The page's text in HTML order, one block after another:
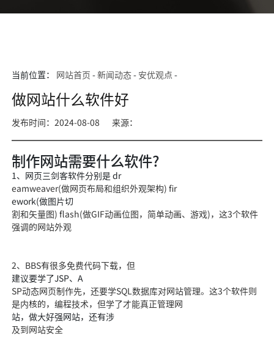
当前位置： 网站首页 -新闻动态- 安优观点 -
做网站什么软件好
发布时间：2024-08-08 来源：
制作网站需要什么软件?
1、网页三剑客软件分别是 dr
eamweaver(做网页布局和组织外观架构) fir
ework(做图片切
割和矢量图) flash(做GIF动画位图，简单动画、游戏)，这3个软件
强调的网站外观
2、BBS有很多免费代码下载，但
建议要学了JSP、A
SP动态网页制作先，还要学SQL数据库对网站管理。这3个软件则
是内核的，编程技术，但学了才能真正管理网
站，做大好强网站，还有涉
及到网站安全